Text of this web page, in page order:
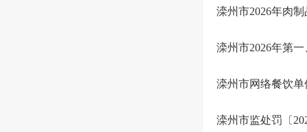
滦州市2026年肉
滦州市2026年第
滦州市网络餐饮
滦州市监处罚〔